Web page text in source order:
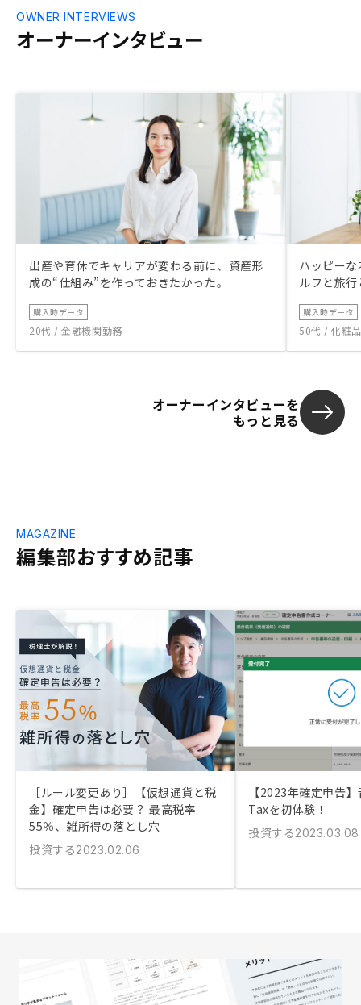
オーナーインタビュー
OWNER INTERVIEWS
出産や育休でキャリアが変わる前に、資産形
成の“仕組み”を作っておきたかった。
購入時データ
20代 / 金融機関勤務
ハッピー
ルフと旅
購入時データ
50代 / 化粧
オーナーインタビューを
もっと見る
編集部おすすめ記事
MAGAZINE
［ルール変更あり］【仮想通貨と税
金】確定申告は必要？ 最高税率
55％、雑所得の落とし穴
投資する2023.02.06
【2023年確定申告
Taxを初体験！
投資する2023.03.08